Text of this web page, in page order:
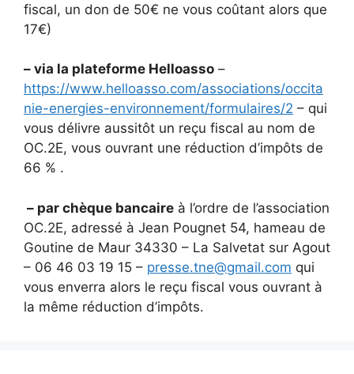
fiscal, un don de 50€ ne vous coûtant alors que
17€)
– via la plateforme Helloasso –
https://www.helloasso.com/associations/occita
nie-energies-environnement/formulaires/2 – qui
vous délivre aussitôt un reçu fiscal au nom de
OC.2E, vous ouvrant une réduction d’impôts de
66 % .
– par chèque bancaire à l’ordre de l’association
OC.2E, adressé à Jean Pougnet 54, hameau de
Goutine de Maur 34330 – La Salvetat sur Agout
– 06 46 03 19 15 – presse.tne@gmail.com qui
vous enverra alors le reçu fiscal vous ouvrant à
la même réduction d’impôts.